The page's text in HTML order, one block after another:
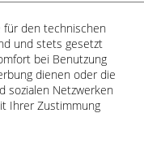
Information
für den technischen
und stets gesetzt
bei Benutzung
dienen oder die
sozialen Netzwerken
Ihrer Zustimmung